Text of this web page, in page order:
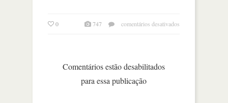
0 747 comentários desativados
Comentários estão desabilitados
para essa publicação